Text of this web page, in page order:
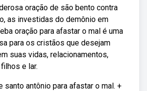
oração de são bento contra
as investidas do demônio em
oração para afastar o mal é uma
para os cristãos que desejam
suas vidas, relacionamentos,
e lar.
santo antônio para afastar o mal. +